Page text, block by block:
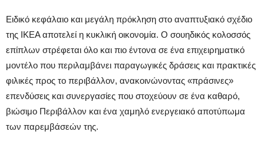
Ειδικό κεφάλαιο και μεγάλη πρόκληση στο αναπτυξιακό σχέδιο
της ΙΚΕΑ αποτελεί η κυκλική οικονομία. Ο σουηδικός κολοσσός
επίπλων στρέφεται όλο και πιο έντονα σε ένα επιχειρηματικό
μοντέλο που περιλαμβάνει παραγωγικές δράσεις και πρακτικές
φιλικές προς το περιβάλλον, ανακοινώνοντας «πράσινες»
επενδύσεις και συνεργασίες που στοχεύουν σε ένα καθαρό,
βιώσιμο Περιβάλλον και ένα χαμηλό ενεργειακό αποτύπωμα
των παρεμβάσεών της.